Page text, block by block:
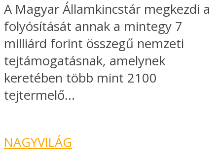
A Magyar Államkincstár megkezdi a
folyósítását annak a mintegy 7
milliárd forint összegű nemzeti
tejtámogatásnak, amelynek
keretében több mint 2100
tejtermelő...
NAGYVILÁG